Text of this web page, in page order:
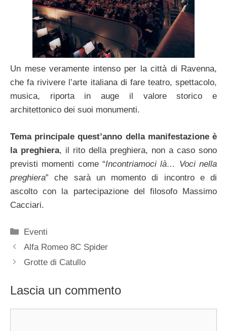
Un mese veramente intenso per la città di Ravenna,
che fa rivivere l’arte italiana di fare teatro, spettacolo,
musica, riporta in auge il valore storico e
architettonico dei suoi monumenti.
Tema principale quest’anno della manifestazione è
la preghiera, il rito della preghiera, non a caso sono
previsti momenti come “Incontriamoci là… Voci nella
preghiera” che sarà un momento di incontro e di
ascolto con la partecipazione del filosofo Massimo
Cacciari.
Categorie
Eventi
Alfa Romeo 8C Spider
Grotte di Catullo
Lascia un commento